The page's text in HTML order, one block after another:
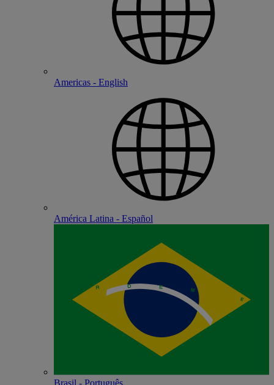
Americas - English
América Latina - Español
Brasil - Português